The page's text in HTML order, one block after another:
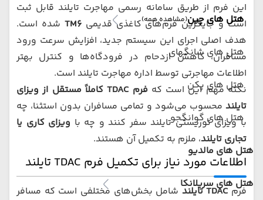
هتل های چین(مشاهده همه)
هتل های شانگهای
هتل های پکن
هتل های گوانگجو
هتل های مالدیو
هتل های سریلانکا
این فرم از طریق سامانه رسمی مهاجرت تایلند قابل ثبت
است و جایگزین فرم‌های کاغذی قدیمیTM6 شده است.
هدف اصلی اجرای این سیستم جدید، افزایش سرعت ورود
مسافران، کاهش ازدحام در فرودگاه‌ها و کنترل بهتر
اطلاعات مهاجرتی توسط اداره مهاجرت تایلند است.
نکته مهم این است که
فرم TDAC کاملاً مستقل از ویزای
تایلند محسوب می‌شود و تمامی مسافران بدون استثنا، چه
با ویزای توریستی تایلند سفر کنند و چه با ویزای کاری یا
تجاری تایلند، ملزم به تکمیل آن هستند.
اطلاعات مورد نیاز برای تکمیل فرم TDAC تایلند
فرم TDAC تایلند
شامل بخش‌های مختلفی است که مسافر